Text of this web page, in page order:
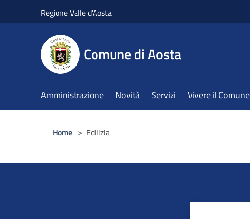
Regione Valle d'Aosta
Comune di Aosta
Amministrazione Novità Servizi Vivere il Comune
Home > Edilizia